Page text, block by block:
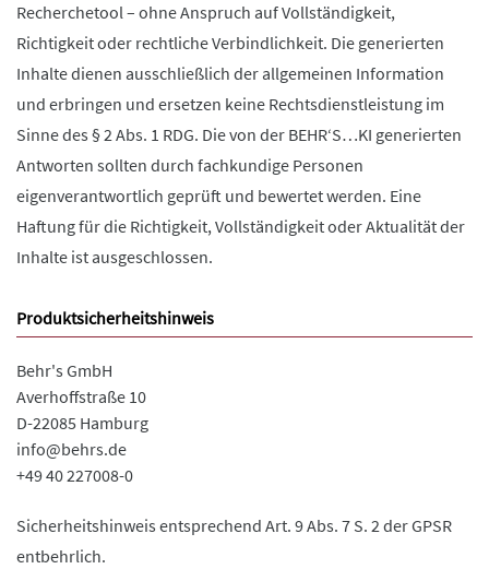
Recherchetool – ohne Anspruch auf Vollständigkeit,
Richtigkeit oder rechtliche Verbindlichkeit. Die generierten
Inhalte dienen ausschließlich der allgemeinen Information
und erbringen und ersetzen keine Rechtsdienstleistung im
Sinne des § 2 Abs. 1 RDG. Die von der BEHR‘S…KI generierten
Antworten sollten durch fachkundige Personen
eigenverantwortlich geprüft und bewertet werden. Eine
Haftung für die Richtigkeit, Vollständigkeit oder Aktualität der
Inhalte ist ausgeschlossen.
Produktsicherheitshinweis
Behr's GmbH
Averhoffstraße 10
D-22085 Hamburg
info@behrs.de
+49 40 227008-0
Sicherheitshinweis entsprechend Art. 9 Abs. 7 S. 2 der GPSR
entbehrlich.